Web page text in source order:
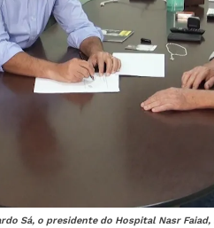
Sá, o presidente do Hospital Nasr Faiad,